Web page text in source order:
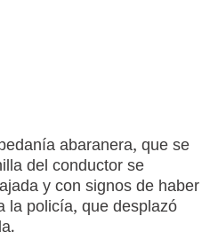
abaranera, que se
del conductor se
y con signos de haber
la policía, que desplazó